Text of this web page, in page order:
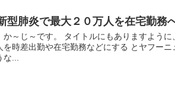
型肺炎で最大２０万人を在宅勤務
か～じ～です。 タイトルにもありますよう
を時差出勤や在宅勤務などにする とヤフー
...